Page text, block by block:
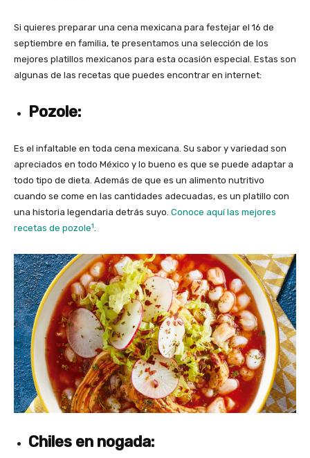
Si quieres preparar una cena mexicana para festejar el 16 de
septiembre en familia, te presentamos una selección de los
mejores platillos mexicanos para esta ocasión especial. Estas son
algunas de las recetas que puedes encontrar en internet:
Pozole:
Es el infaltable en toda cena mexicana. Su sabor y variedad son
apreciados en todo México y lo bueno es que se puede adaptar a
todo tipo de dieta. Además de que es un alimento nutritivo
cuando se come en las cantidades adecuadas, es un platillo con
una historia legendaria detrás suyo. Conoce aquí las mejores
recetas de pozole1.
Chiles en nogada: